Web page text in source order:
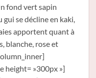
fond vert sapin
se décline en kaki,
apportent quant à
blanche, rose et
height= »300px »]